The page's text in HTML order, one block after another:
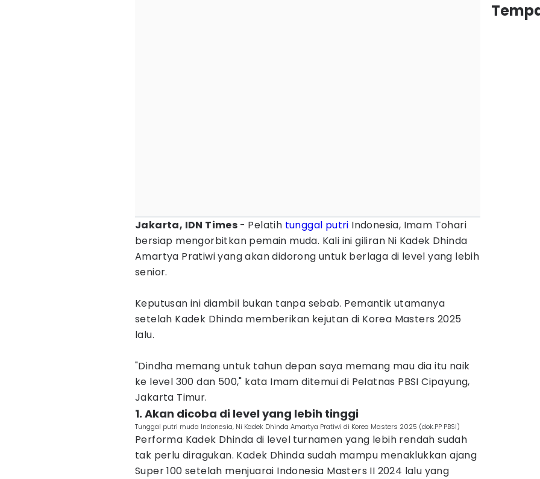
Jakarta, IDN Times - Pelatih tunggal putri Indonesia, Imam Tohari
bersiap mengorbitkan pemain muda. Kali ini giliran Ni Kadek Dhinda
Amartya Pratiwi yang akan didorong untuk berlaga di level yang lebih
senior.
Keputusan ini diambil bukan tanpa sebab. Pemantik utamanya
setelah Kadek Dhinda memberikan kejutan di Korea Masters 2025
lalu.
"Dindha memang untuk tahun depan saya memang mau dia itu naik
ke level 300 dan 500," kata Imam ditemui di Pelatnas PBSI Cipayung,
Jakarta Timur.
1. Akan dicoba di level yang lebih tinggi
Tunggal putri muda Indonesia, Ni Kadek Dhinda Amartya Pratiwi di Korea Masters 2025 (dok.PP PBSI)
Performa Kadek Dhinda di level turnamen yang lebih rendah sudah
tak perlu diragukan. Kadek Dhinda sudah mampu menaklukkan ajang
Super 100 setelah menjuarai Indonesia Masters II 2024 lalu yang